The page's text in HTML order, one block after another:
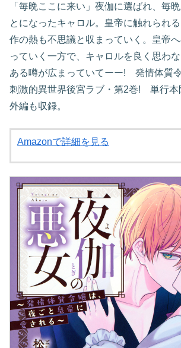
「毎晩ここに来い」夜伽に選ばれ、毎
とになったキャロル。皇帝に触れられ
作の熱も不思議と収まっていく。皇帝
っていく一方で、キャロルを良く思わ
ある噂が広まっていてーー! 発情体質
刺激的異世界後宮ラブ・第2巻! 単行本
外編も収録。
Amazonで詳細を見る